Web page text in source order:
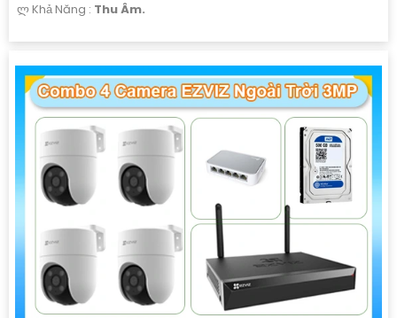
️ლ Khả Năng : Thu Âm.